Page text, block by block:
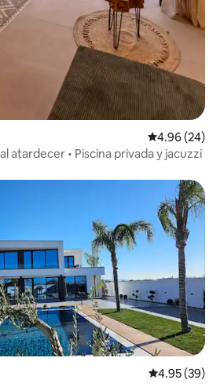
Calificación
4.96 (24)
atardecer • Piscina privada y jacuzzi
Calificación
4.95 (39)